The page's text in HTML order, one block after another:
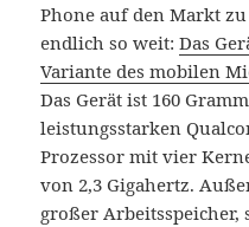
Phone auf den Markt
endlich so weit:Das
Variante des mobilen
Das Gerät ist 160
leistungsstarken
Prozessor mit vier
von 2,3 Gigahertz.
großer Arbeitsspeicher,